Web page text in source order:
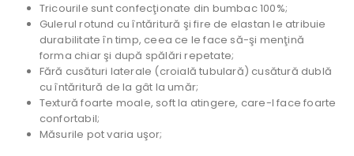
Tricourile sunt confecţionate din bumbac 100%;
Gulerul rotund cu întăritură şi fire de elastan le atribuie
durabilitate în timp, ceea ce le face să-şi menţină
forma chiar şi după spălări repetate;
Fără cusături laterale (croială tubulară) cusătură dublă
cu întăritură de la gât la umăr;
Textură foarte moale, soft la atingere, care-l face foarte
confortabil;
Măsurile pot varia uşor;